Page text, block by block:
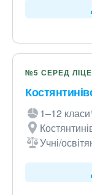
№5 СЕРЕД
1–12 класи
Учні/